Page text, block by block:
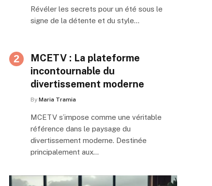
Révéler les secrets pour un été sous le
signe de la détente et du style…
MCETV : La plateforme
incontournable du
divertissement moderne
By Maria Tramia
MCETV s’impose comme une véritable
référence dans le paysage du
divertissement moderne. Destinée
principalement aux…